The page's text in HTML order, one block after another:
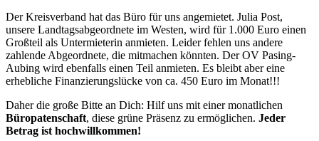
Der Kreisverband hat das Büro für uns angemietet. Julia Post,
unsere Landtagsabgeordnete im Westen, wird für 1.000 Euro einen
Großteil als Untermieterin anmieten. Leider fehlen uns andere
zahlende Abgeordnete, die mitmachen könnten. Der OV Pasing-
Aubing wird ebenfalls einen Teil anmieten. Es bleibt aber eine
erhebliche Finanzierungslücke von ca. 450 Euro im Monat!!!
Daher die große Bitte an Dich: Hilf uns mit einer monatlichen
Büropatenschaft, diese grüne Präsenz zu ermöglichen. Jeder
Betrag ist hochwillkommen!